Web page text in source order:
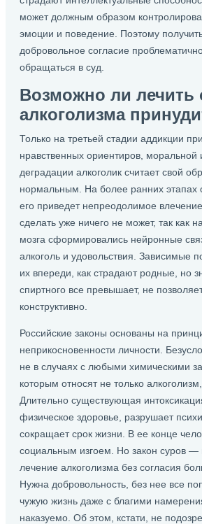
может должным образом
эмоции и поведение. Поэтому
добровольное согласие
обращаться в суд.
Возможно ли лечить
алкоголизма
Только на третьей стадии аддикции
нравственных ориентиров, моральной
деградации алкоголик считает свой
нормальным. На более ранних этапах
его приведет непреодолимое
сделать уже ничего не может, так как
мозга сформировались нейронные
алкоголь и удовольствия. Зависимые
их впереди, как страдают родные, но
спиртного все превышает, не
конструктивно.
Российские законы основаны на
неприкосновенности личности.
не в случаях с любыми химическими
которым относят не только
Длительно существующая
физическое здоровье, разрушает
сокращает срок жизни. В ее конце
социальным изгоем. Но закон суров —
лечение алкоголизма без согласия
Нужна добровольность, без нее все
чужую жизнь даже с благими
наказуемо. Об этом, кстати, не